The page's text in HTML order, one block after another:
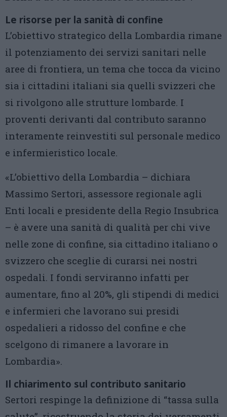
Le risorse per la sanità di confine
L’obiettivo strategico della Lombardia rimane
il potenziamento dei servizi sanitari nelle
aree di frontiera, un tema che tocca da vicino
sia i cittadini italiani sia quelli svizzeri che
si rivolgono alle strutture lombarde. I
proventi derivanti dal contributo saranno
interamente reinvestiti sul personale medico
e infermieristico locale.
«L’obiettivo della Lombardia – dichiara
Massimo Sertori, assessore regionale agli
Enti locali e presidente della Regio Insubrica
– è avere una sanità di qualità per chi vive
nelle zone di confine, sia cittadino italiano o
svizzero che sceglie di curarsi nei nostri
ospedali. I fondi serviranno infatti per
aumentare, fino al 20%, gli stipendi di medici
e infermieri che lavorano sui presidi
ospedalieri a ridosso del confine e che
scelgono di rimanere a lavorare in
Lombardia».
Il chiarimento sul contributo sanitario
Sertori respinge la definizione di “tassa sulla